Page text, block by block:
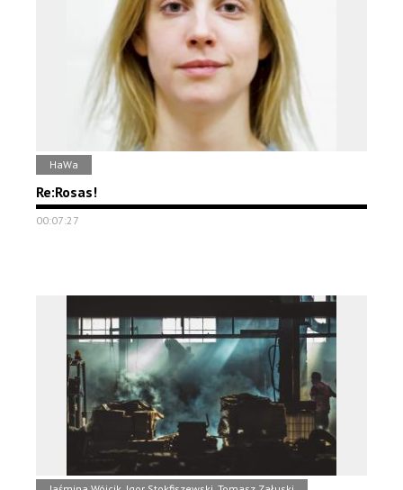
HaWa
Re:Rosas!
00:07:27